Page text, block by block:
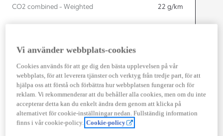
CO2 combined - Weighted 22 g/km
Cylindrar
Kapacitet
2 487cc
Effekt
225kw (306 hk)
Prestanda
Topphastighet
Acceleration 0-100km/h
Vi använder webbplats-cookies
Cookies används för att ge dig den bästa upplevelsen på vår
webbplats, för att leverera tjänster och verktyg från tredje part, för att
hjälpa oss att förstå och förbättra hur webbplatsen fungerar och för
reklam. Vi rekommenderar att du behåller alla cookies, men om du inte
accepterar detta kan du enkelt ändra dem genom att klicka på
alternativet för cookie-inställningar nedan. Fullständig information
finns i vår cookie-policy. Cookie-policy